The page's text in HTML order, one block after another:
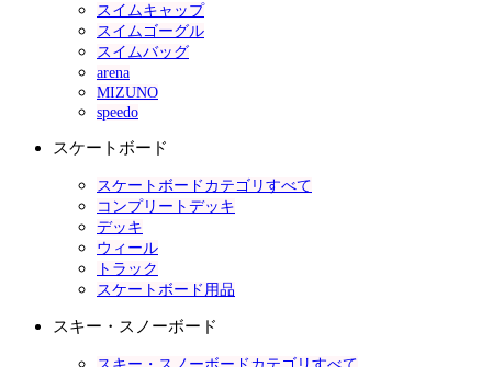
スイムキャップ
スイムゴーグル
スイムバッグ
arena
MIZUNO
speedo
スケートボード
スケートボードカテゴリすべて
コンプリートデッキ
デッキ
ウィール
トラック
スケートボード用品
スキー・スノーボード